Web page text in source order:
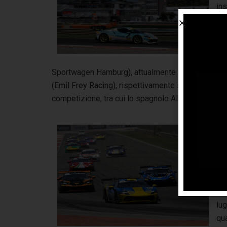
Sportwagen Hamburg), attualmente primo in
(Emil Frey Racing), rispettivamente secondo e
competizione, tra cui lo spagnolo Alberto Duran